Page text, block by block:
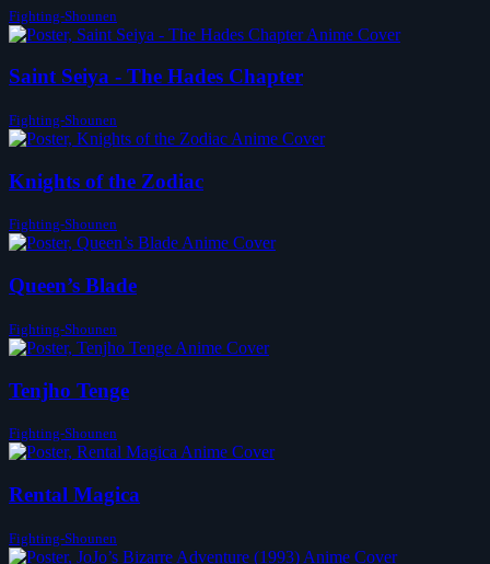
Fighting-Shounen
Saint Seiya - The Hades Chapter
Fighting-Shounen
Knights of the Zodiac
Fighting-Shounen
Queen’s Blade
Fighting-Shounen
Tenjho Tenge
Fighting-Shounen
Rental Magica
Fighting-Shounen